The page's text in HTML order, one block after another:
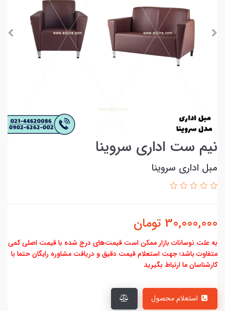
نیم ست اداری سروینا
مبل اداری سروینا
30,000,000 تومان
به علت نوسانات بازار ممکن است قیمت‌های درج شده با قیمت اصلی کمی
متفاوت باشد؛ جهت استعلام قیمت دقیق و دریافت مشاوره رایگان حتما با
کارشناسان ما ارتباط بگیرید